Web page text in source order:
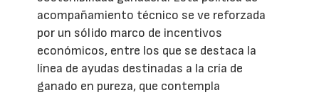
acompañamiento técnico se ve reforzada
por un sólido marco de incentivos
económicos, entre los que se destaca la
línea de ayudas destinadas a la cría de
ganado en pureza, que contempla